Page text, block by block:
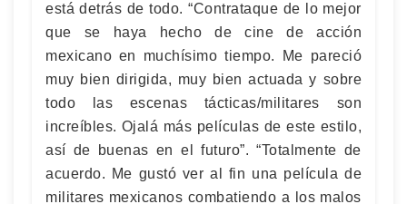
está detrás de todo. “Contrataque de lo mejor
que se haya hecho de cine de acción
mexicano en muchísimo tiempo. Me pareció
muy bien dirigida, muy bien actuada y sobre
todo las escenas tácticas/militares son
increíbles. Ojalá más películas de este estilo,
así de buenas en el futuro”. “Totalmente de
acuerdo. Me gustó ver al fin una película de
militares mexicanos combatiendo a los malos